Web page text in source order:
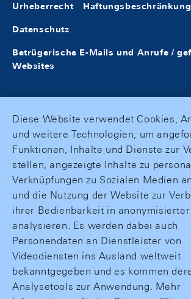
Urheberrecht Haftungsbeschränkung
Datenschutz
Betrügerische E-Mails und Anrufe /
Websites
Diese Website verwendet Cookies,
und weitere Technologien, um
Funktionen, Inhalte und Dienste zur
stellen, angezeigte Inhalte zu
Verknüpfungen zu Sozialen Medien
und die Nutzung der Website zur
ihrer Bedienbarkeit in anonymisierter
analysieren. Es werden dabei auch
Personendaten an Dienstleister von
Videodiensten ins Ausland weltweit
bekanntgegeben und es kommen
Analysetools zur Anwendung. Mehr